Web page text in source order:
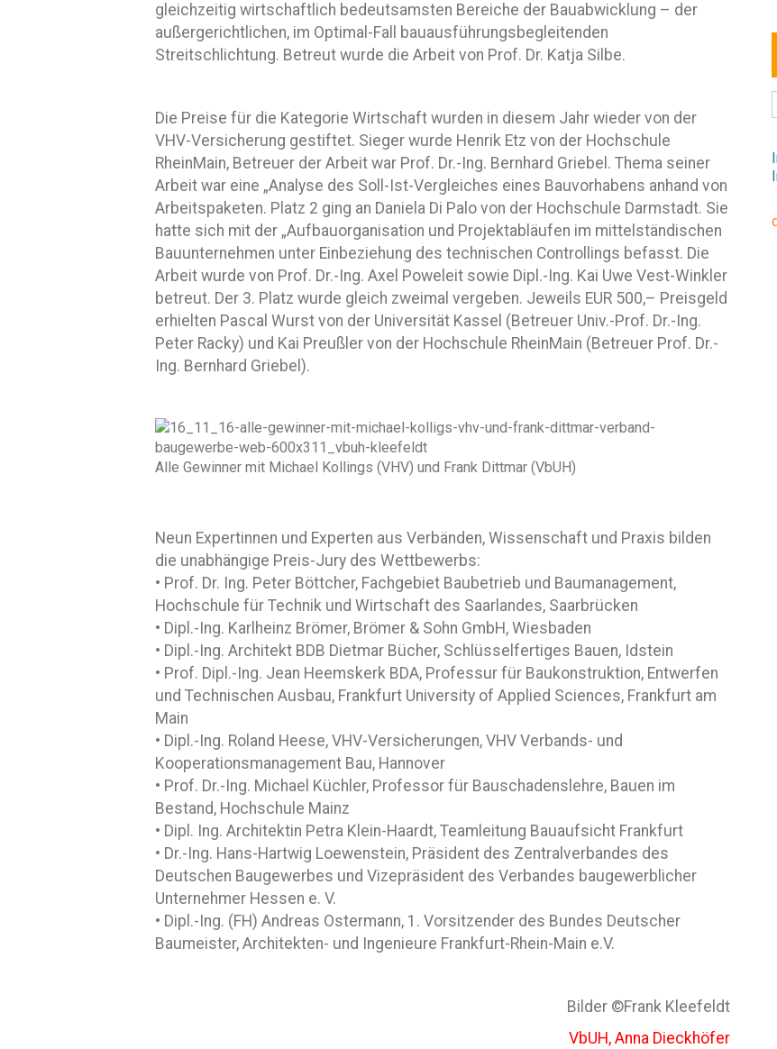
gleichzeitig wirtschaftlich bedeutsamsten Bereiche der Bauabwicklung – der
außergerichtlichen, im Optimal-Fall bauausführungsbegleitenden
Streitschlichtung. Betreut wurde die Arbeit von Prof. Dr. Katja Silbe.
Die Preise für die Kategorie Wirtschaft wurden in diesem Jahr wieder von der
VHV-Versicherung gestiftet. Sieger wurde Henrik Etz von der Hochschule
RheinMain, Betreuer der Arbeit war Prof. Dr.-Ing. Bernhard Griebel. Thema seiner
Arbeit war eine „Analyse des Soll-Ist-Vergleiches eines Bauvorhabens anhand von
Arbeitspaketen. Platz 2 ging an Daniela Di Palo von der Hochschule Darmstadt. Sie
hatte sich mit der „Aufbauorganisation und Projektabläufen im mittelständischen
Bauunternehmen unter Einbeziehung des technischen Controllings befasst. Die
Arbeit wurde von Prof. Dr.-Ing. Axel Poweleit sowie Dipl.-Ing. Kai Uwe Vest-Winkler
betreut. Der 3. Platz wurde gleich zweimal vergeben. Jeweils EUR 500,– Preisgeld
erhielten Pascal Wurst von der Universität Kassel (Betreuer Univ.-Prof. Dr.-Ing.
Peter Racky) und Kai Preußler von der Hochschule RheinMain (Betreuer Prof. Dr.-
Ing. Bernhard Griebel).
Alle Gewinner mit Michael Kollings (VHV) und Frank Dittmar (VbUH)
Neun Expertinnen und Experten aus Verbänden, Wissenschaft und Praxis bilden
die unabhängige Preis-Jury des Wettbewerbs:
• Prof. Dr. Ing. Peter Böttcher, Fachgebiet Baubetrieb und Baumanagement,
Hochschule für Technik und Wirtschaft des Saarlandes, Saarbrücken
• Dipl.-Ing. Karlheinz Brömer, Brömer & Sohn GmbH, Wiesbaden
• Dipl.-Ing. Architekt BDB Dietmar Bücher, Schlüsselfertiges Bauen, Idstein
• Prof. Dipl.-Ing. Jean Heemskerk BDA, Professur für Baukonstruktion, Entwerfen
und Technischen Ausbau, Frankfurt University of Applied Sciences, Frankfurt am
Main
• Dipl.-Ing. Roland Heese, VHV-Versicherungen, VHV Verbands- und
Kooperationsmanagement Bau, Hannover
• Prof. Dr.-Ing. Michael Küchler, Professor für Bauschadenslehre, Bauen im
Bestand, Hochschule Mainz
• Dipl. Ing. Architektin Petra Klein-Haardt, Teamleitung Bauaufsicht Frankfurt
• Dr.-Ing. Hans-Hartwig Loewenstein, Präsident des Zentralverbandes des
Deutschen Baugewerbes und Vizepräsident des Verbandes baugewerblicher
Unternehmer Hessen e. V.
• Dipl.-Ing. (FH) Andreas Ostermann, 1. Vorsitzender des Bundes Deutscher
Baumeister, Architekten- und Ingenieure Frankfurt-Rhein-Main e.V.
Bilder ©Frank Kleefeldt
VbUH, Anna Dieckhöfer